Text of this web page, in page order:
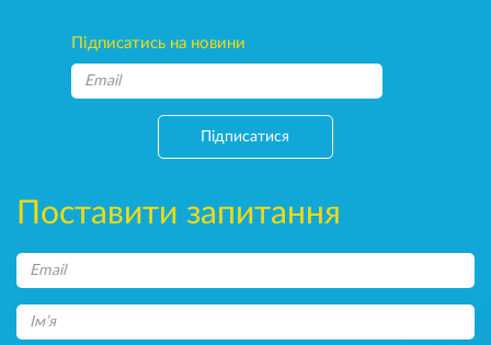
Підписатись на новини
Підписатися
Поставити запитання